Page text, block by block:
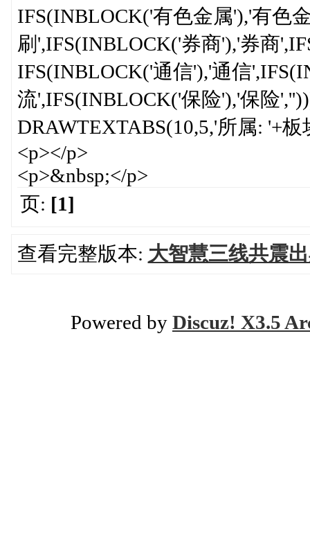
IFS(INBLOCK('有色金属'),'有色
刷',IFS(INBLOCK('券商'),'券商
IFS(INBLOCK('通信'),'通信
流',IFS(INBLOCK('保险'),'保险
DRAWTEXTABS(10,5,'所属: '+
<p></p>
<p>&nbsp;</p>
页: [1]
查看完整版本: 大智慧三线共震
Powered by Discuz! X3.5